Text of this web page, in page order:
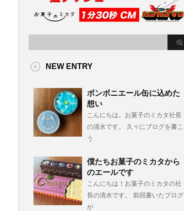
NEW ENTRY
ボンボニエール缶に込めた
想い
こんにちは。お菓子のミカタ社長
の清水です。 久々にブログを書こ
う
僕たちお菓子のミカタから
のエールです
こんにちは！お菓子のミカタの社
長の清水です。 前回書いたブログ
が